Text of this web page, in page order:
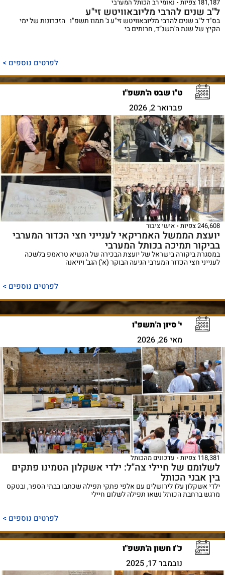
181,187 צפיות נאומי רב הכותל המערבי
ל"ב שנים להרבי מליובאוויטש זי"ע
בס"ד ל"ב שנים להרבי מליובאוויטש זי"ע ג' תמוז תשפ"ו הזכרונות של ימי
הקיץ של שנת ה'תשנ”ד, חרותים בי
לפרטים נוספים >
ט"ו שבט ה'תשפ"ו
פברואר 2, 2026
246,608 צפיות אישי ציבור
יועצת הממשל האמריקאי לענייני חצי הכדור המערבי
בביקור תמיכה בכותל המערבי
במסגרת ביקורה בישראל של יועצת הבכירה של הנשיא טראמפ בלשכה
לענייני חצי הכדור המערבי הגיעה הבוקר (א') הגב' ויויאנה
לפרטים נוספים >
י' סיון ה'תשפ"ו
מאי 26, 2026
118,381 צפיות עדכונים מהכותל
לשלומם של חיילי צה"ל: ילדי אשקלון הטמינו פתקים
בין אבני הכותל
ילדי אשקלון עלו לירושלים עם אלפי פתקי תפילה שכתבו בבתי הספר, ובטקס
מרגש ברחבת הכותל נשאו תפילה לשלום חיילי
לפרטים נוספים >
כ"ו חשון ה'תשפ"ו
נובמבר 17, 2025